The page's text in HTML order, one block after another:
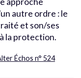
autre ordre : le
et son/ses
la protection.
Échos n° 524